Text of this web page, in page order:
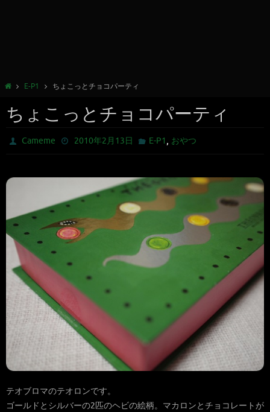
E-P1 ちょこっとチョコパーティ
ちょこっとチョコパーティ
Cameme 2010年2月13日 E-P1 , おやつ
テオブロマのテオロンです。
ゴールドとシルバーの2匹のヘビの絵柄。マカロンとチョコレートが